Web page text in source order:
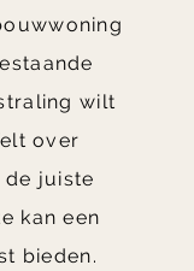
wilt
over
de juiste
kan een
bieden.